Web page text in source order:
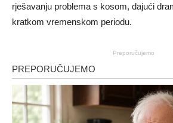
rješavanju problema s kosom, dajući
kratkom vremenskom periodu.
Preporučujemo